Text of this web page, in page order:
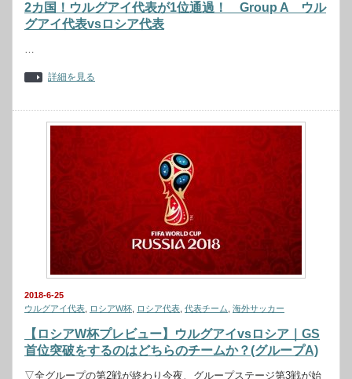
2カ国！ウルグアイ代表が1位通過！ Group A ウル
グアイ代表vsロシア代表
…
詳細を見る
2018-6-25
ウルグアイ代表
ロシアW杯 ロシア代表 代表チーム 海外サッカー
【ロシアW杯プレビュー】ウルグアイvsロシア｜GS
首位突破をするのはどちらのチームか？(グループA)
▽全グループの第2戦が終わり今夜、グループステージ第3戦が始